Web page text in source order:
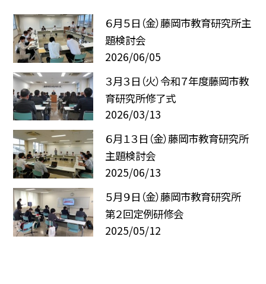
６月５日（金）藤岡市教育研究所主
題検討会
2026/06/05
３月３日（火）令和７年度藤岡市教
育研究所修了式
2026/03/13
６月１３日（金）藤岡市教育研究所
主題検討会
2025/06/13
５月９日（金）藤岡市教育研究所
第２回定例研修会
2025/05/12